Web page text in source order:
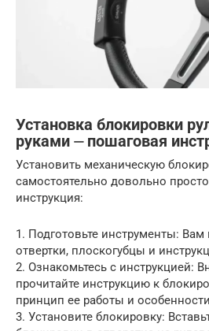
Установка блокировки
руками ⏤ пошаговая
Установить механическую
самостоятельно довольно
инструкция:
1. Подготовьте инструменты:
отвертки, плоскогубцы и
2. Ознакомьтесь с инструкцией:
прочитайте инструкцию к
принцип ее работы и
3. Установите блокировку: